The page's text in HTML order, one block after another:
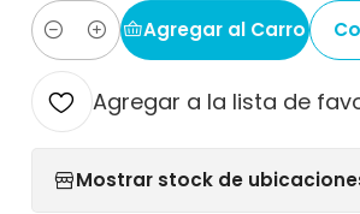
Cantidad
Agregar al Carro
Agregar a la lista de
Mostrar stock de